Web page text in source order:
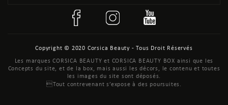
Copyright © 2020 Corsica Beauty - Tous Droit Réservés
Les marques CORSICA BEAUTY et CORSICA BEAUTY BOX ainsi que les
Concepts du site, et de la box, mais aussi les décors, le contenu et toutes
les images du site sont déposés.
Tout contrevenant s’expose à des poursuites.